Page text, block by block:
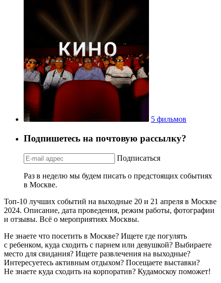
5 фильмов
Подпишетесь на почтовую рассылку?
Подписаться
Раз в неделю мы будем писать о предстоящих событиях
в Москве.
Топ-10 лучших событий на выходные 20 и 21 апреля в Москве
2024. Описание, дата проведения, режим работы, фотографии
и отзывы. Всё о мероприятиях Москвы.
Не знаете что посетить в Москве? Ищете где погулять
с ребенком, куда сходить с парнем или девушкой? Выбираете
место для свидания? Ищете развлечения на выходные?
Интересуетесь активным отдыхом? Посещаете выставки?
Не знаете куда сходить на корпоратив? Кудамоскоу поможет!